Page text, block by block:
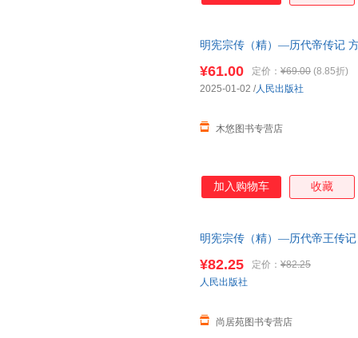
明宪宗传（精）—历代帝传记
¥61.00 定价： ¥69.00 (8.85折)
木悠图书专营店
2025-01-02 /人民出版社
加入购物车 收藏
明宪宗传（精）—历代帝王传
版图书 请放心下单，本店所有
¥82.25 定价： ¥82.25
尚居苑图书专营店
人民出版社